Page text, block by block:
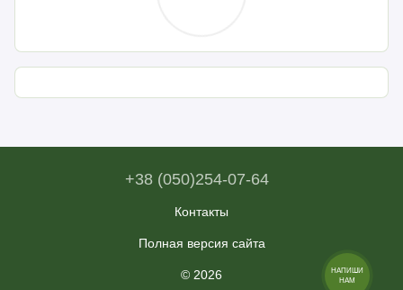
+38 (050)254-07-64
Контакты
Полная версия сайта
© 2026 НАПИШИ
НАМ